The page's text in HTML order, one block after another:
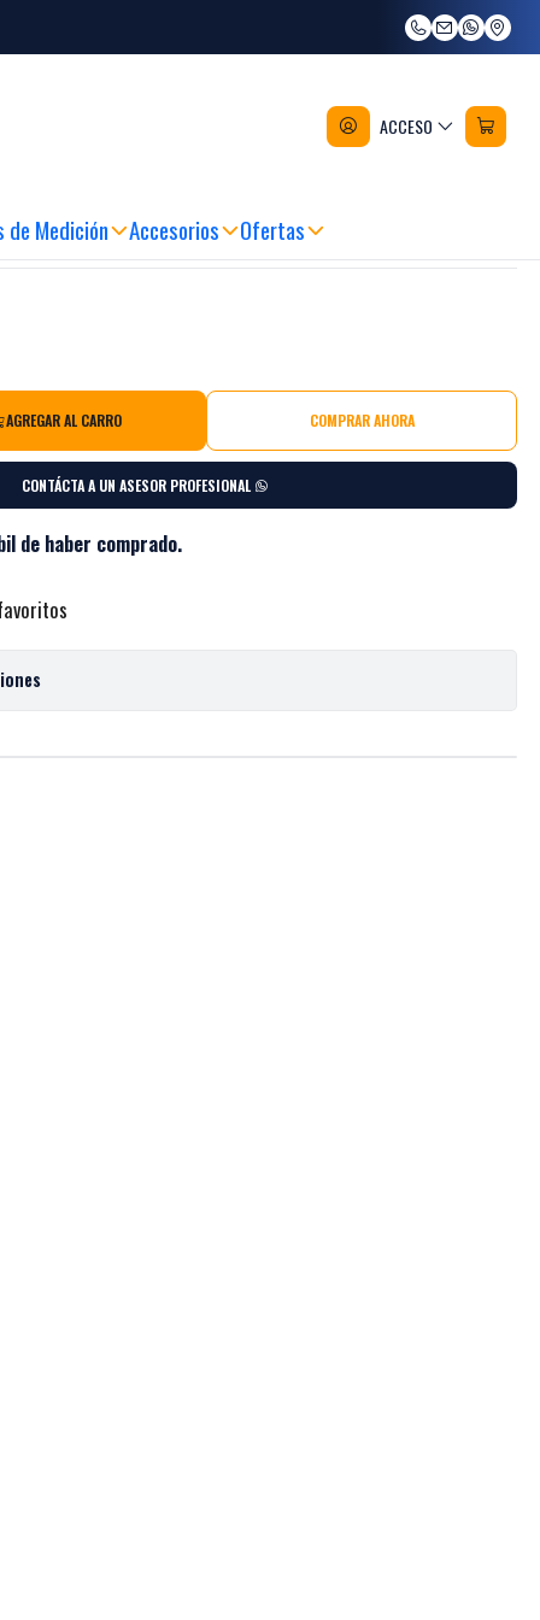
ACCESO
de Medición Accesorios Ofertas
de 4 vías Makita E-
AGREGAR AL CARRO COMPRAR AHORA
CONTÁCTA A UN ASESOR PROFESIONAL
de haber comprado.